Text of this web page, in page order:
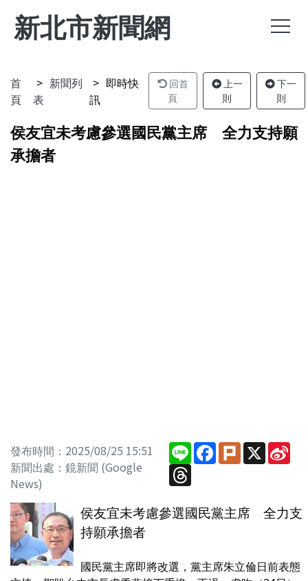
新北市新聞網
首
頁
新聞列
表
即時快
訊
回首
頁
上一
則
下一
則
侯友宜未考慮參選國民黨主席 全力支持願
承擔者
發布時間：2025/08/25 15:51
新聞出處：鏡新聞 (Google
News)
Line Facebook
PlurkX
Threads
侯友宜未考慮參選國民黨主席 全力支
持願承擔者
國民黨主席即將改選，黨主席朱立倫日前表態